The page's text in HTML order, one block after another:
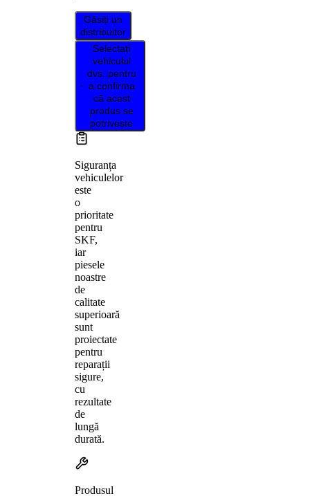
Găsiți un
distribuitor
Selectați
vehiculul
dvs. pentru
a confirma
că acest
produs se
potrivește
Siguranța
vehiculelor
este
o
prioritate
pentru
SKF,
iar
piesele
noastre
de
calitate
superioară
sunt
proiectate
pentru
reparații
sigure,
cu
rezultate
de
lungă
durată.
Produsul